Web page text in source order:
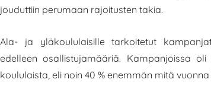
jouduttiin perumaan rajoitusten takia.
Ala- ja yläkoululaisille tarkoitetut
edelleen osallistujamääriä. Kampanjoissa
koululaista, eli noin 40 % enemmän mitä vuonna